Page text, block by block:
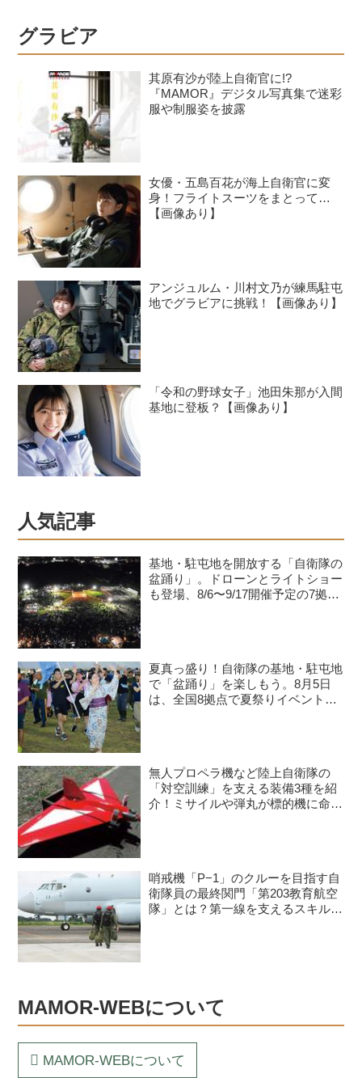
グラビア
其原有沙が陸上自衛官に!?
『MAMOR』デジタル写真集で迷彩
服や制服姿を披露
女優・五島百花が海上自衛官に変
身！フライトスーツをまとって…
【画像あり】
アンジュルム・川村文乃が練馬駐屯
地でグラビアに挑戦！【画像あり】
「令和の野球女子」池田朱那が入間
基地に登板？【画像あり】
人気記事
基地・駐屯地を開放する「自衛隊の
盆踊り」。ドローンとライトショー
も登場、8/6〜9/17開催予定の7拠点
夏真っ盛り！自衛隊の基地・駐屯地
で「盆踊り」を楽しもう。8月5日
は、全国8拠点で夏祭りイベントが
無人プロペラ機など陸上自衛隊の
「対空訓練」を支える装備3種を紹
介！ミサイルや弾丸が標的機に命中
哨戒機「P−1」のクルーを目指す自
衛隊員の最終関門「第203教育航空
隊」とは？第一線を支えるスキルを
MAMOR-WEBについて
MAMOR-WEBについて